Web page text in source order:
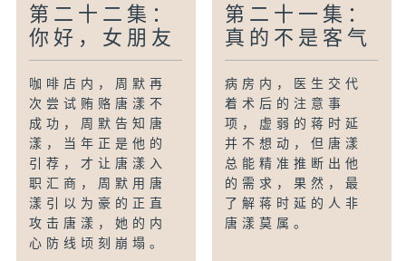
第二十二集：
你好，女朋友
咖啡店内，周默再
次尝试贿赂唐漾不
成功，周默告知唐
漾，当年正是他的
引荐，才让唐漾入
职汇商，周默用唐
漾引以为豪的正直
攻击唐漾，她的内
心防线顷刻崩塌。
第二十一集：
真的不是客气
病房内，医生交代
着术后的注意事
项，虚弱的蒋时延
并不想动，但唐漾
总能精准推断出他
的需求，果然，最
了解蒋时延的人非
唐漾莫属。